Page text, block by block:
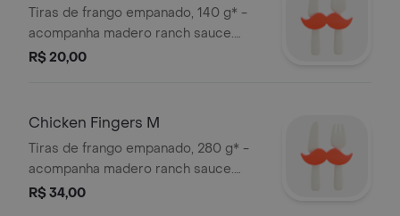
Tiras de frango empanado, 140 g* -
acompanha madero ranch sauce.
*peso in natura antes da cocção.
R$ 20,00
Chicken Fingers M
Tiras de frango empanado, 280 g* -
acompanha madero ranch sauce.
*peso in natura antes da cocção.
R$ 34,00